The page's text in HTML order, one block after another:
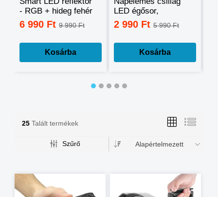
- RGB + hideg fehér
+ meleg fehér, okos
telefonnal
6 990 Ft 9 990 Ft
Kosárba
LED égősor,
fényfüzér
2 990 Ft 5 990 Ft
Kosárba
25 Talált termékek
Szűrő Alapértelmezett